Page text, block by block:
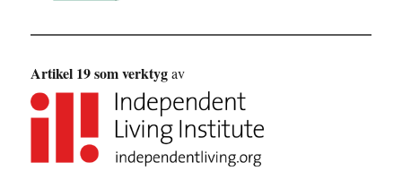
Artikel 19 som verktygav